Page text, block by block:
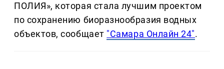
ПОЛИЯ», которая стала лучшим проектом
по сохранению биоразнообразия водных
объектов, сообщает "Самара Онлайн 24".